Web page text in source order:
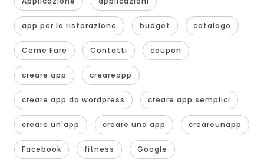
app per la ristorazione budget catalogo
Come Fare Contatti coupon
creare app creareapp
creare app da wordpress creare app semplici
creare un'app creare una app creareunapp
Facebook fitness Google